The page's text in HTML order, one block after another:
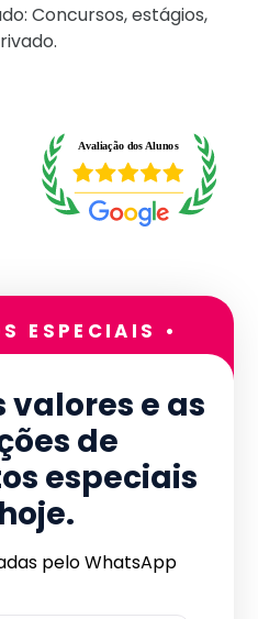
Concursos, estágios,
ESPECIAIS •
valores e as
de
especiais
pelo WhatsApp